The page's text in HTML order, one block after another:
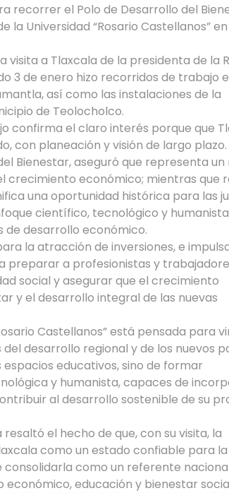
recorrer el Polo de Desarrollo del
la Universidad “Rosario Castellanos” en
visita a Tlaxcala de la presidenta de la
3 de enero hizo recorridos de trabajo
así como las instalaciones de la
de Teolocholco.
confirma el claro interés porque que
con planeación y visión de largo plazo.
Bienestar, aseguró que representa
crecimiento económico; mientras que
una oportunidad histórica para las
científico, tecnológico y
de desarrollo económico.
la atracción de inversiones, e
preparar a profesionistas y
social y asegurar que el crecimiento
y el desarrollo integral de las nuevas
Castellanos” está pensada para
desarrollo regional y de los nuevos
educativos, sino de formar
y humanista, capaces de
al desarrollo sostenible de su
el hecho de que, con su visita, la
como un estado confiable para
como un referente
educación y bienestar